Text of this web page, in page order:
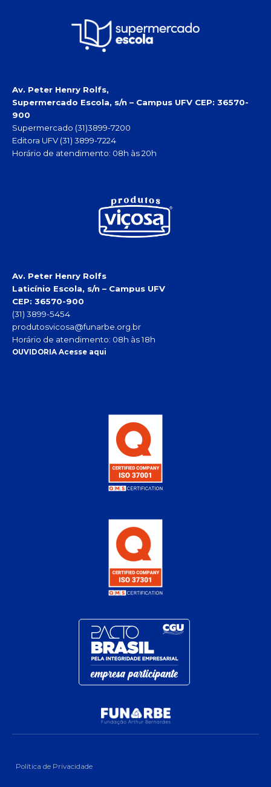
Av. Peter Henry Rolfs,
Supermercado Escola, s/n – Campus UFV CEP: 36570-
900
Supermercado (31)3899-7200
Editora UFV (31) 3899-7224
Horário de atendimento: 08h às 20h
Av. Peter Henry Rolfs
Laticínio Escola, s/n – Campus UFV
CEP: 36570-900
(31) 3899-5454
produtosvicosa@funarbe.org.br
Horário de atendimento: 08h às 18h
OUVIDORIA Acesse aqui
Política de Privacidade